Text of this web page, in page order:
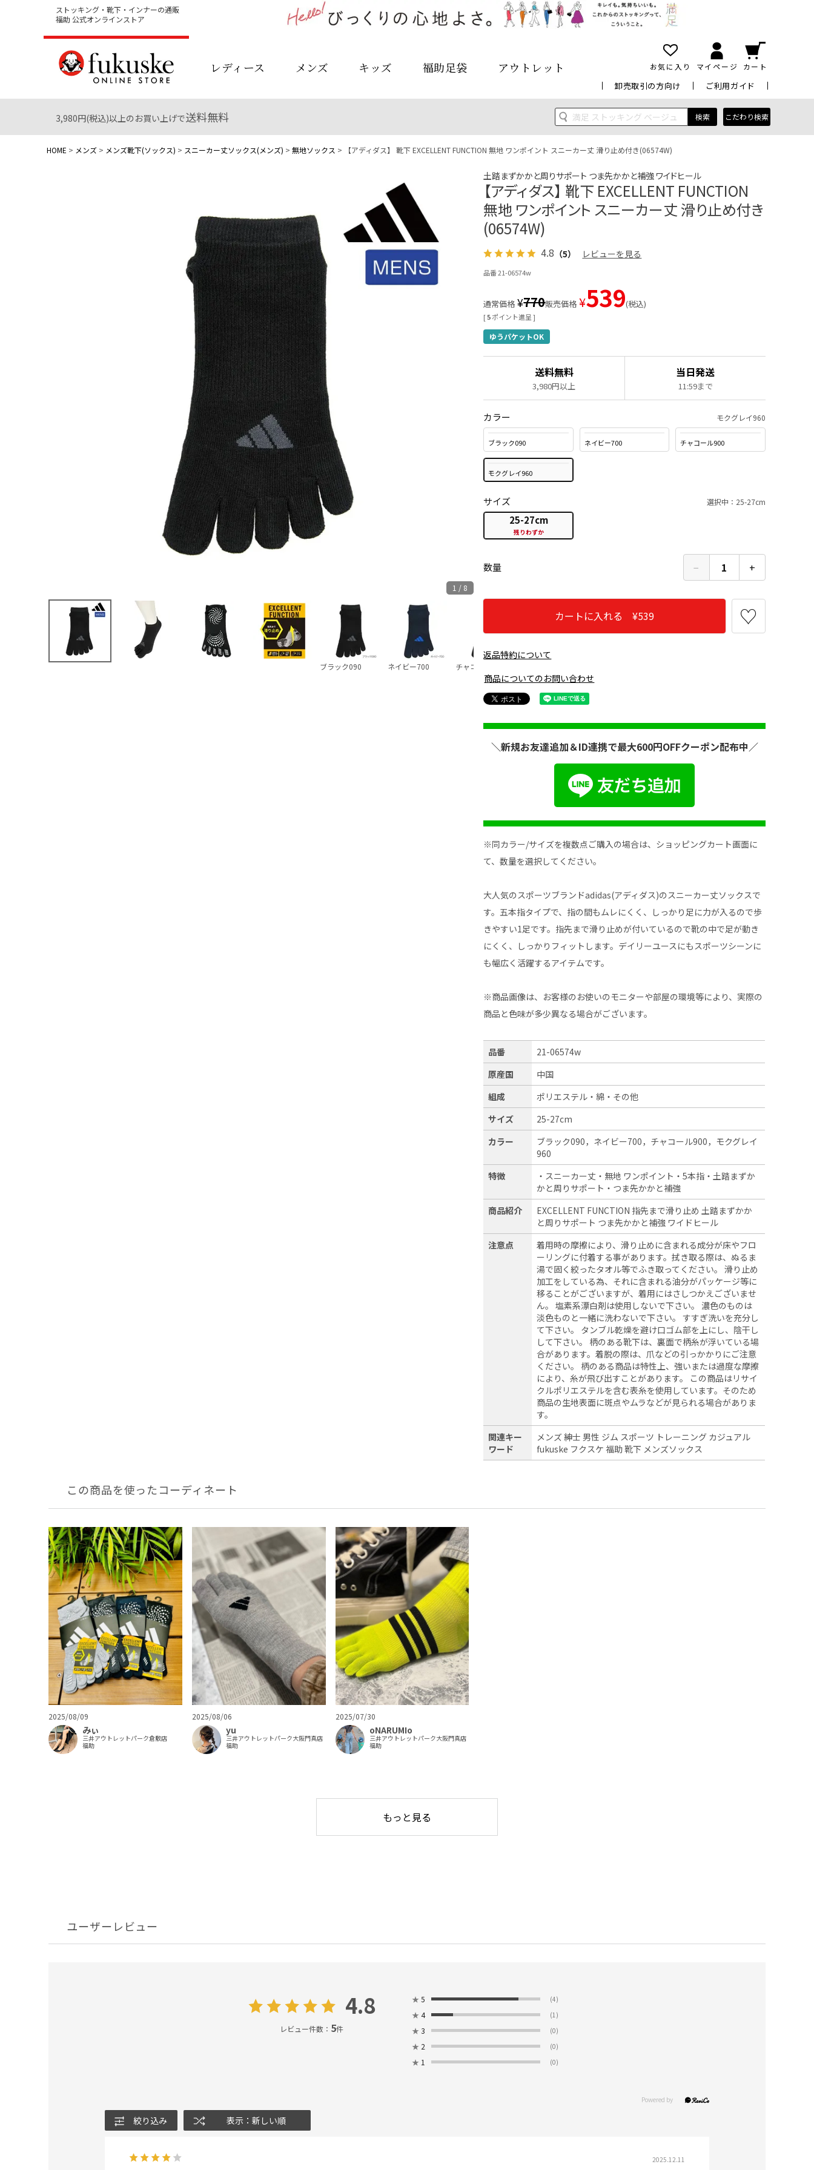
ストッキング・靴下・インナーの通販
福助 公式オンラインストア
レディース メンズ キッズ 福助足袋 アウトレット お気に入り マイページ カート
卸売取引の方向け ご利用ガイド
3,980円(税込)以上のお買い上げで送料無料 検索 こだわり検索
HOME メンズ メンズ靴下(ソックス) スニーカー丈ソックス(メンズ) 無地ソックス 【アディダス】 靴下 EXCELLENT FUNCTION 無地 ワンポイント スニーカー丈 滑り止め付き(06574W)
1 / 8
ブラック090 ネイビー700 チャコール900
土踏まずかかと周りサポート つま先かかと補強 ワイドヒール
【アディダス】 靴下 EXCELLENT FUNCTION
無地 ワンポイント スニーカー丈 滑り止め付き
(06574W)
4.8 （5） レビューを見る
品番 21-06574w
[5ポイント進呈 ]
通常価格 ¥770販売価格 ¥539 税込
ゆうパケットOK
送料無料
3,980円以上
当日発送
11:59まで
カラー モクグレイ960
ブラック090 ネイビー700 チャコール900
モクグレイ960
サイズ 選択中：25-27cm
25-27cm
残りわずか
数量 − 1 +
カートに入れる ¥539
返品特約について
商品についてのお問い合わせ
＼新規お友達追加＆ID連携で最大600円OFFクーポン配布中／
※同カラー/サイズを複数点ご購入の場合は、ショッピングカート画面に
て、数量を選択してください。
大人気のスポーツブランドadidas(アディダス)のスニーカー丈ソックスで
す。五本指タイプで、指の間もムレにくく、しっかり足に力が入るので歩
きやすい1足です。指先まで滑り止めが付いているので靴の中で足が動き
にくく、しっかりフィットします。デイリーユースにもスポーツシーンに
も幅広く活躍するアイテムです。
※商品画像は、お客様のお使いのモニターや部屋の環境等により、実際の
商品と色味が多少異なる場合がございます。
品番
21-06574w
原産国
中国
組成
ポリエステル・綿・その他
サイズ
25-27cm
カラー
ブラック090，ネイビー700，チャコール900，モクグレイ
960
特徴
・スニーカー丈・無地 ワンポイント・5本指・土踏まずか
かと周りサポート・つま先かかと補強
商品紹介
EXCELLENT FUNCTION 指先まで滑り止め 土踏まずかか
と周りサポート つま先かかと補強 ワイドヒール
注意点
着用時の摩擦により、滑り止めに含まれる成分が床やフロ
ーリングに付着する事があります。拭き取る際は、ぬるま
湯で固く絞ったタオル等でふき取ってください。 滑り止め
加工をしている為、それに含まれる油分がパッケージ等に
移ることがございますが、着用にはさしつかえございませ
ん。 塩素系漂白剤は使用しないで下さい。 濃色のものは
淡色ものと一緒に洗わないで下さい。 すすぎ洗いを充分し
て下さい。 タンブル乾燥を避け口ゴム部を上にし、陰干し
して下さい。 柄のある靴下は、裏面で柄糸が浮いている場
合があります。着脱の際は、爪などの引っかかりにご注意
ください。 柄のある商品は特性上、強いまたは過度な摩擦
により、糸が飛び出すことがあります。 この商品はリサイ
クルポリエステルを含む表糸を使用しています。そのため
商品の生地表面に斑点やムラなどが見られる場合がありま
す。
関連キー
ワード
メンズ 紳士 男性 ジム スポーツ トレーニング カジュアル
fukuske フクスケ 福助 靴下 メンズソックス
この商品を使ったコーディネート
2025/08/09
みぃ
三井アウトレットパーク倉敷店
福助
2025/08/06
yu
三井アウトレットパーク大阪門真店
福助
2025/07/30
oNARUMIo
三井アウトレットパーク大阪門真店
福助
もっと見る
ユーザーレビュー
4.8
レビュー件数： 5件
★ 5 (4)
★ 4 (1)
★ 3 (0)
★ 2 (0)
★ 1 (0)
絞り込み 表示：新しい順
2025.12.11